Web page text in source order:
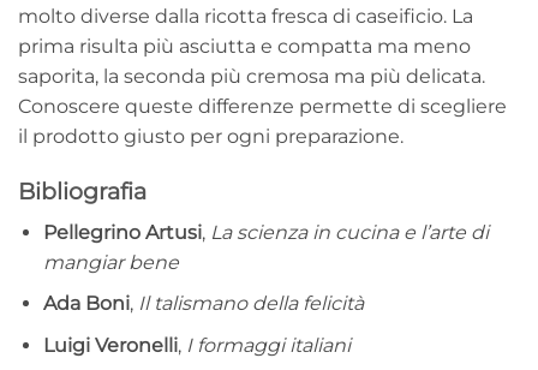
molto diverse dalla ricotta fresca di caseificio. La
prima risulta più asciutta e compatta ma meno
saporita, la seconda più cremosa ma più delicata.
Conoscere queste differenze permette di scegliere
il prodotto giusto per ogni preparazione.
Bibliografia
Pellegrino Artusi, La scienza in cucina e l’arte di
mangiar bene
Ada Boni, Il talismano della felicità
Luigi Veronelli, I formaggi italiani